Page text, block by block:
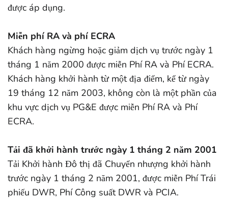
được áp dụng.
Miễn phí RA và phí ECRA
Khách hàng ngừng hoặc giảm dịch vụ trước ngày 1
tháng 1 năm 2000 được miễn Phí RA và Phí ECRA.
Khách hàng khởi hành từ một địa điểm, kể từ ngày
19 tháng 12 năm 2003, không còn là một phần của
khu vực dịch vụ PG&E được miễn Phí RA và Phí
ECRA.
Tải đã khởi hành trước ngày 1 tháng 2 năm 2001
Tải Khởi hành Đô thị đã Chuyển nhượng khởi hành
trước ngày 1 tháng 2 năm 2001, được miễn Phí Trái
phiếu DWR, Phí Công suất DWR và PCIA.